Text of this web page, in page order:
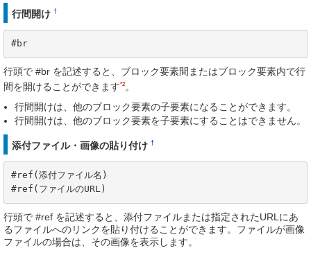
行間開け †
#br
行頭で #br を記述すると、ブロック要素間またはブロック要素内で行
間を開けることができます*2。
行間開けは、他のブロック要素の子要素になることができます。
行間開けは、他のブロック要素を子要素にすることはできません。
添付ファイル・画像の貼り付け †
#ref(添付ファイル名)
#ref(ファイルのURL)
行頭で #ref を記述すると、添付ファイルまたは指定されたURLにあ
るファイルへのリンクを貼り付けることができます。ファイルが画像
ファイルの場合は、その画像を表示します。